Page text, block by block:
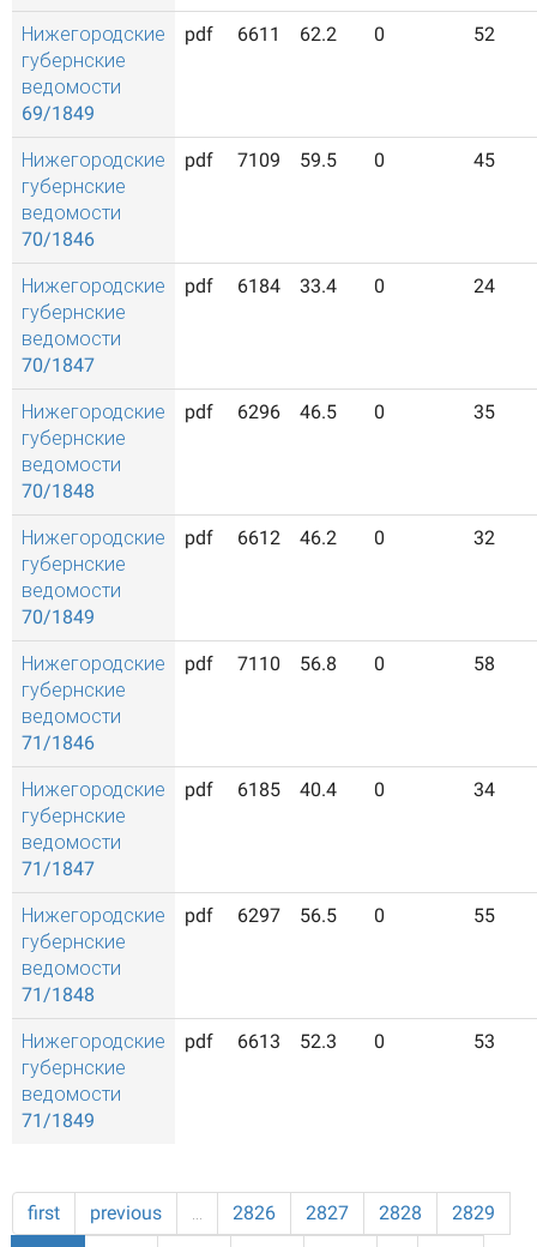
Нижегородские
губернские
ведомости
69/1849
pdf 6611 62.2 0 52
Нижегородские
губернские
ведомости
70/1846
pdf 7109 59.5 0 45
Нижегородские
губернские
ведомости
70/1847
pdf 6184 33.4 0 24
Нижегородские
губернские
ведомости
70/1848
pdf 6296 46.5 0 35
Нижегородские
губернские
ведомости
70/1849
pdf 6612 46.2 0 32
Нижегородские
губернские
ведомости
71/1846
pdf 7110 56.8 0 58
Нижегородские
губернские
ведомости
71/1847
pdf 6185 40.4 0 34
Нижегородские
губернские
ведомости
71/1848
pdf 6297 56.5 0 55
Нижегородские
губернские
ведомости
71/1849
pdf 6613 52.3 0 53
first previous … 2826 2827 2828
2829